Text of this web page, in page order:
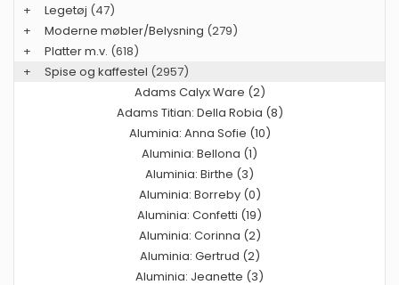
+
Legetøj (47)
+
Moderne møbler/Belysning (279)
+
Platter m.v. (618)
+
Spise og kaffestel (2957)
Adams Calyx Ware (2)
Adams Titian: Della Robia (8)
Aluminia: Anna Sofie (10)
Aluminia: Bellona (1)
Aluminia: Birthe (3)
Aluminia: Borreby (0)
Aluminia: Confetti (19)
Aluminia: Corinna (2)
Aluminia: Gertrud (2)
Aluminia: Jeanette (3)